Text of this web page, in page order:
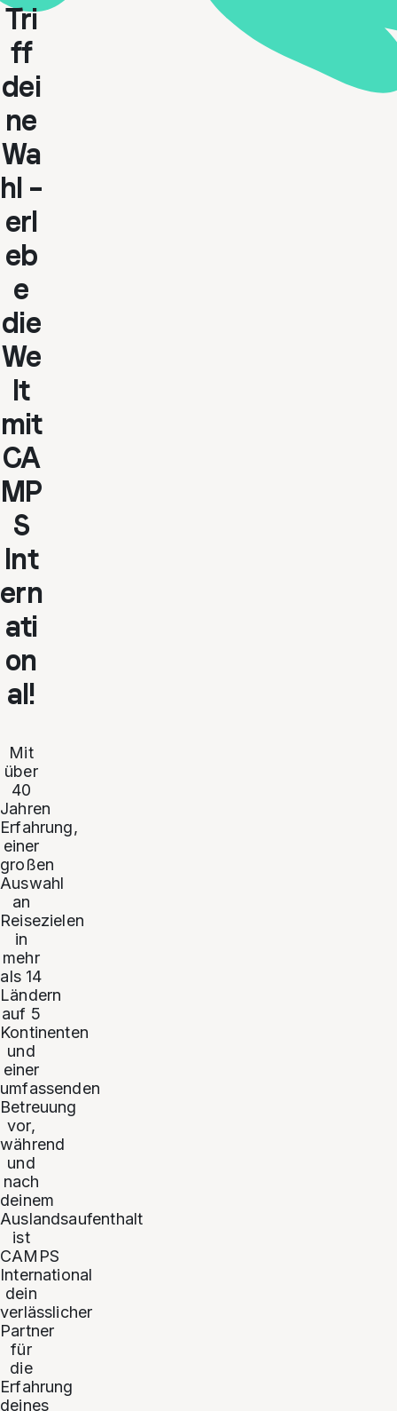
Tri
ff
dei
ne
Wa
hl –
erl
eb
e
die
We
lt
mit
CA
MP
S
Int
ern
ati
on
al!
Mit
über
40
Jahren
Erfahrung,
einer
großen
Auswahl
an
Reisezielen
in
mehr
als 14
Ländern
auf 5
Kontinenten
und
einer
umfassenden
Betreuung
vor,
während
und
nach
deinem
Auslandsaufenthalt
ist
CAMPS
International
dein
verlässlicher
Partner
für
die
Erfahrung
deines